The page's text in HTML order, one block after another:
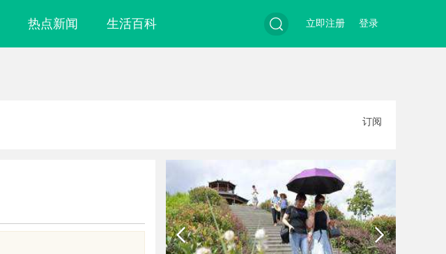
热点新闻 生活百科 登录
立即注册
订阅